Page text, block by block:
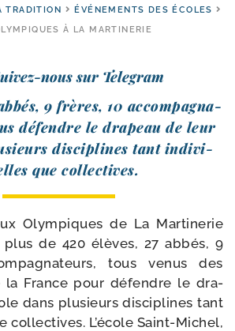
TRADITION
ÉVÉNEMENTS DES ÉCOLES
À LA MARTINERIE
nous sur Telegram
9 frères, 10 accom­pa­gna­
défendre le dra­peau de leur
dis­ci­plines tant indi­vi­
que collectives.
Olympiques de La Martinerie
plus de 420 élèves, 27 abbés, 9
tous venus des
la France pour défendre le dra­
dans plu­sieurs dis­ci­plines tant
col­lec­tives. L’école Saint-​Michel,